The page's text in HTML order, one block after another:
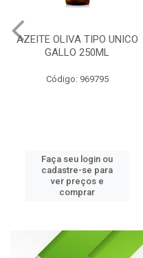
AZEITE OLIVA TIPO UNICO
GALLO 250ML
Código: 969795
Faça seu login ou
cadastre-se para
ver preços e
comprar